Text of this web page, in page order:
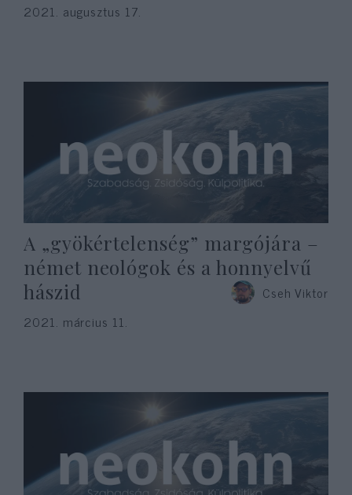
2021. augusztus 17.
A „gyökértelenség” margójára –
német neológok és a honnyelvű
hászid
Cseh Viktor
2021. március 11.